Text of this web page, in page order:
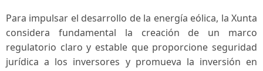
Para ‌impulsar el desarrollo de la energía eólica, la Xunta
considera fundamental la creación de un marco
regulatorio claro y estable que proporcione seguridad
jurídica a los inversores y promueva la inversión en